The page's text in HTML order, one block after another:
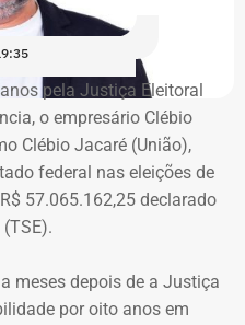
depois de sofrer quatro
O objetivo da
imóvel uma função social
das famílias. Desde
comida. Só o que falta
morar. Queremos fazer
nunca foi cumprido”
do Rio de Janeiro
e solidariedade e lembrou
pela Justiça Eleitoral
o empresário Clébio
Clébio Jacaré (União),
federal nas eleições de
57.065.162,25 declarado
meses depois de a Justiça
por oito anos em